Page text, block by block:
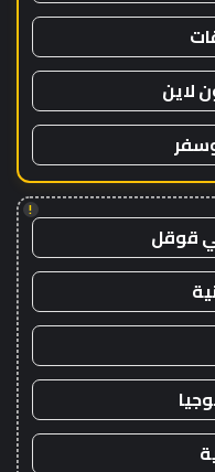
لاين
!
قوقل